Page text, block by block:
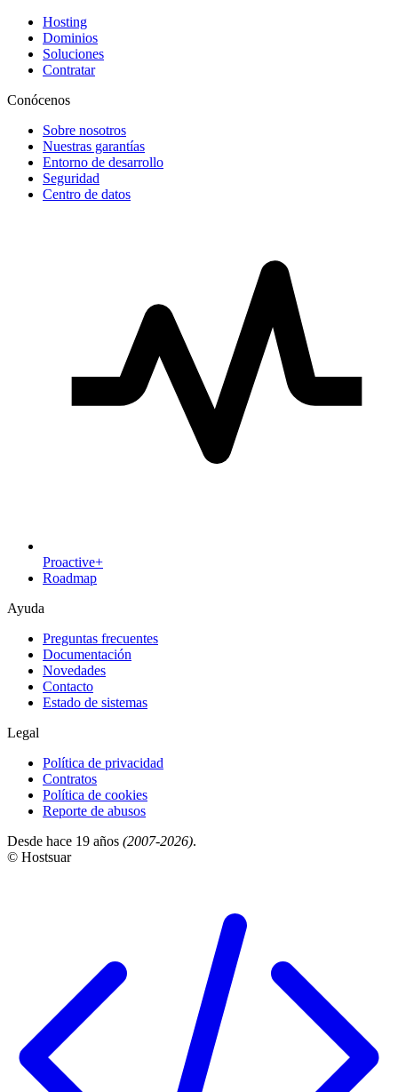
Hosting
Dominios
Soluciones
Contratar
Conócenos
Sobre nosotros
Nuestras garantías
Entorno de desarrollo
Seguridad
Centro de datos
Proactive+
Roadmap
Ayuda
Preguntas frecuentes
Documentación
Novedades
Contacto
Estado de sistemas
Legal
Política de privacidad
Contratos
Política de cookies
Reporte de abusos
Desde hace 19 años (2007-2026).
© Hostsuar